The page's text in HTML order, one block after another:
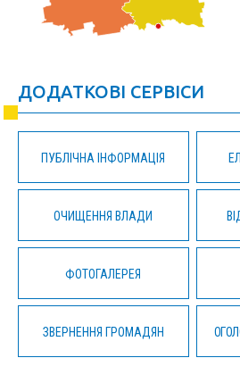
ДОДАТКОВІ СЕРВІСИ
ПУБЛІЧНА ІНФОРМАЦІЯ
ОЧИЩЕННЯ ВЛАДИ
ФОТОГАЛЕРЕЯ
ЗВЕРНЕННЯ ГРОМАДЯН